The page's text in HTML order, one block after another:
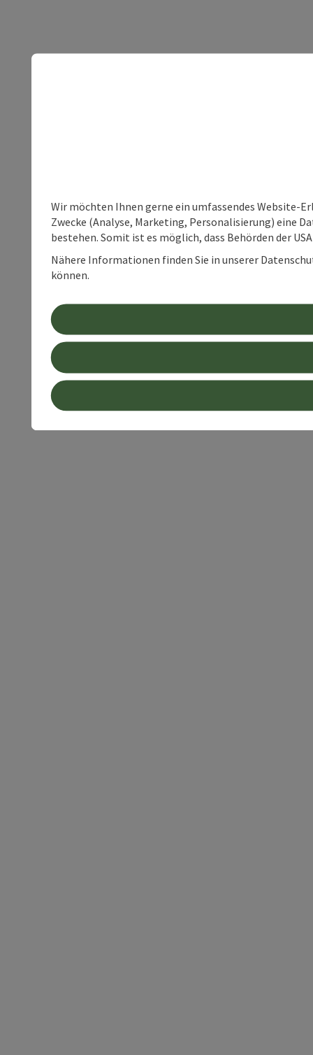
Wir möchten Ihnen gerne ein umfassendes Website-
Zwecke (Analyse, Marketing, Personalisierung) eine
bestehen. Somit ist es möglich, dass Behörden der
Nähere Informationen finden Sie in unserer
können.